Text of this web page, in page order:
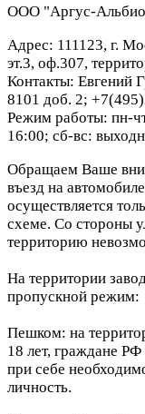
ООО "Аргус-
Адрес: 111123, г.
эт.3, оф.307,
Контакты: Евгений
8101 доб. 2;
Режим работы: пн-
16:00; сб-вс:
Обращаем Ваше
въезд на
осуществляется
схеме. Со стороны
территорию
На территории
пропускной режим:
Пешком: на
18 лет, граждане
при себе
личность.